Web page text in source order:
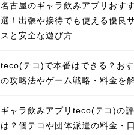
名古屋のギャラ飲みアプリおす
選！出張や接待でも使える優良
スと安全な遊び方
teco(テコ)で本番はできる？お
の攻略法やゲーム戦略・料金を
ギャラ飲みアプリteco(テコ)の評
は？個テコや団体派遣の料金・